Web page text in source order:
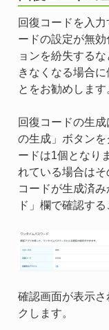
回復コードを入
ードの設定が無
ョンを紛失する
きなくなる場合
とをお勧めします
回復コードの生
の生成」ボタン
ードは1個となり
れている場合は
コードが生成済
ド」欄で確認する
確認画面が表示
クします。